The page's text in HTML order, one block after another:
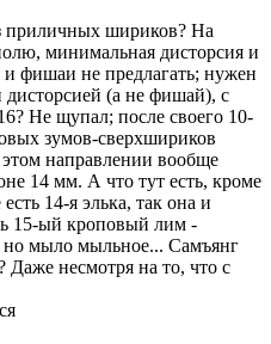
приличных шириков? На
минимальная дисторсия и
фишаи не предлагать; нужен
(а не фишай), с
Не щупал; после своего 10-
зумов-сверхшириков
направлении вообще
14 мм. А что тут есть, кроме
14-я элька, так она и
15-ый кроповый лим -
мыло мыльное... Самъянг
Даже несмотря на то, что с